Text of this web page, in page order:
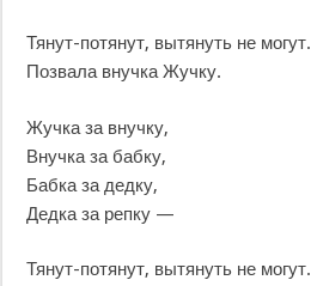
Тянут-потянут, вытянуть не могут.
Позвала внучка Жучку.
Жучка за внучку,
Внучка за бабку,
Бабка за дедку,
Дедка за репку —
Тянут-потянут, вытянуть не могут.